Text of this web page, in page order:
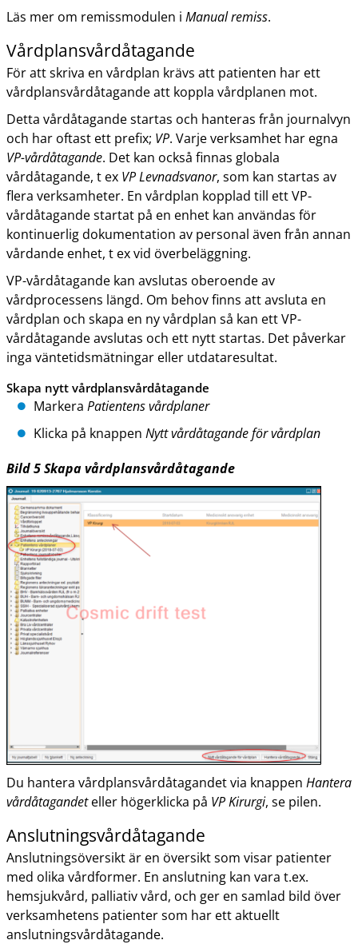
Läs mer om remissmodulen i Manual remiss.
Vårdplansvårdåtagande
För att skriva en vårdplan krävs att patienten har ett
vårdplansvårdåtagande att koppla vårdplanen mot.
Detta vårdåtagande startas och hanteras från journalvyn
och har oftast ett prefix; VP. Varje verksamhet har egna
VP-vårdåtagande. Det kan också finnas globala
vårdåtagande, t ex VP Levnadsvanor, som kan startas av
flera verksamheter. En vårdplan kopplad till ett VP-
vårdåtagande startat på en enhet kan användas för
kontinuerlig dokumentation av personal även från annan
vårdande enhet, t ex vid överbeläggning.
VP-vårdåtagande kan avslutas oberoende av
vårdprocessens längd. Om behov finns att avsluta en
vårdplan och skapa en ny vårdplan så kan ett VP-
vårdåtagande avslutas och ett nytt startas. Det påverkar
inga väntetidsmätningar eller utdataresultat.
Skapa nytt vårdplansvårdåtagande
Markera Patientens vårdplaner
Klicka på knappen Nytt vårdåtagande för vårdplan
Bild5Skapa vårdplansvårdåtagande
Du hantera vårdplansvårdåtagandet via knappen Hantera
vårdåtagandeteller högerklicka på VP Kirurgi, se pilen.
Anslutningsvårdåtagande
Anslutningsöversikt är en översikt som visar patienter
med olika vårdformer. En anslutning kan vara t.ex.
hemsjukvård, palliativ vård, och ger en samlad bild över
verksamhetens patienter som har ett aktuellt
anslutningsvårdåtagande.